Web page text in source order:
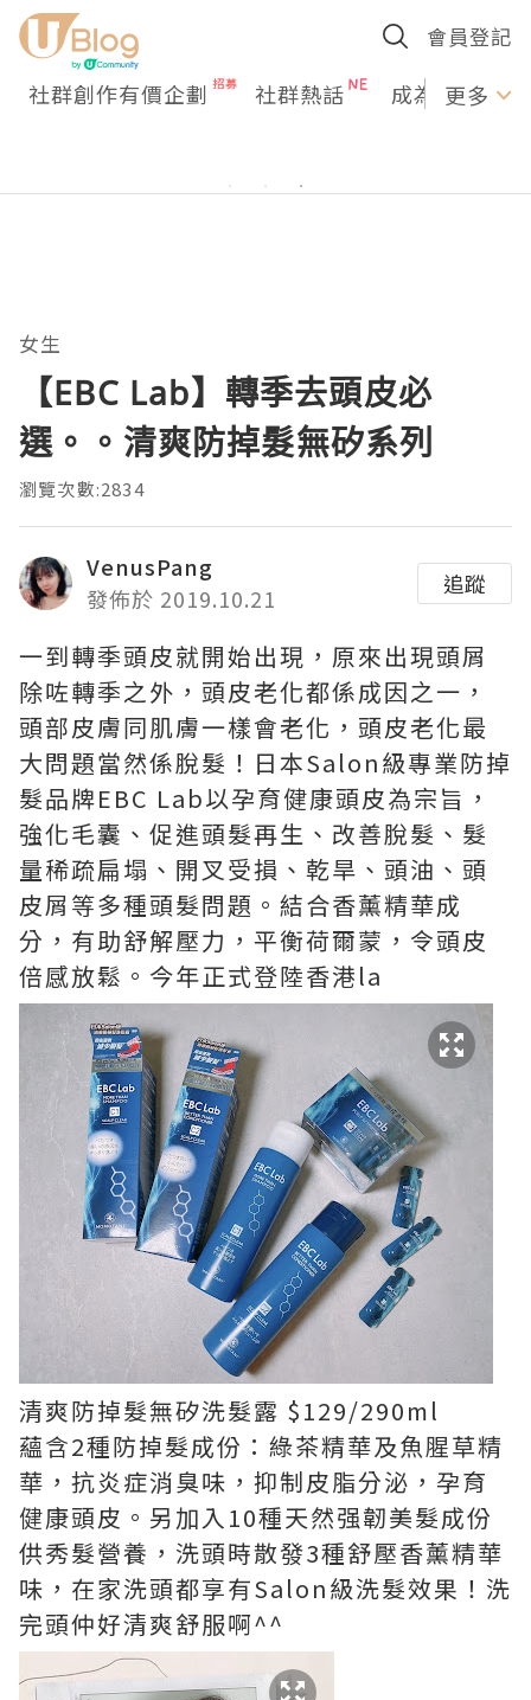
會員登記
社群創作有價企劃 社群熱話 成為U更多
女生
【EBC Lab】轉季去頭皮必
選。。清爽防掉髮無矽系列
瀏覽次數:2834
VenusPang
發佈於 2019.10.21
追蹤
一到轉季頭皮就開始出現，原來出現頭屑
除咗轉季之外，頭皮老化都係成因之一，
頭部皮膚同肌膚一樣會老化，頭皮老化最
大問題當然係脫髮！日本Salon級專業防掉
髮品牌EBC Lab以孕育健康頭皮為宗旨，
強化毛囊、促進頭髮再生、改善脫髮、髮
量稀疏扁塌、開叉受損、乾旱、頭油、頭
皮屑等多種頭髮問題。結合香薰精華成
分，有助舒解壓力，平衡荷爾蒙，令頭皮
倍感放鬆。今年正式登陸香港la
清爽防掉髮無矽洗髮露 $129/290ml
蘊含2種防掉髮成份：綠茶精華及魚腥草精
華，抗炎症消臭味，抑制皮脂分泌，孕育
健康頭皮。另加入10種天然强韌美髮成份
供秀髮營養，洗頭時散發3種舒壓香薰精華
味，在家洗頭都享有Salon級洗髮效果！洗
完頭仲好清爽舒服啊^^